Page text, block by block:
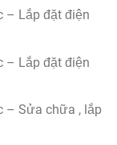
– Lắp đặt điện
– Lắp đặt điện
– Sửa chữa , lắp